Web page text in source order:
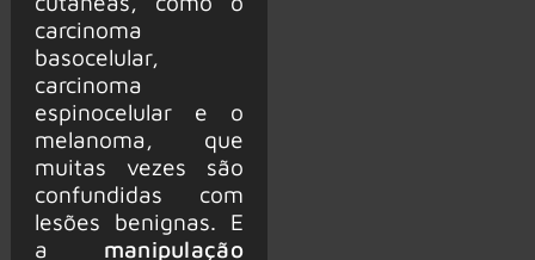
carcinoma
basocelular,
carcinoma
espinocelular e o
melanoma, que
muitas vezes são
confundidas com
lesões benignas. E
a manipulação